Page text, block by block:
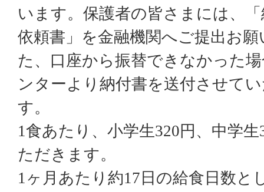
います。保護者の皆さまには、
依頼書」を金融機関へご提出お
た、口座から振替できなかった
ンターより納付書を送付させて
す。
1食あたり、小学生320円、中学
ただきます。
1ヶ月あたり約17日の給食日数と